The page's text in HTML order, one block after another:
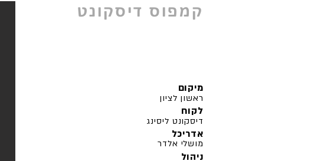
קמפוס דיסקונט
ראשון לציון
דיסקונט ליסינג
לקוח
מושלי אלדר
אדריכל
ניהול
מיקום